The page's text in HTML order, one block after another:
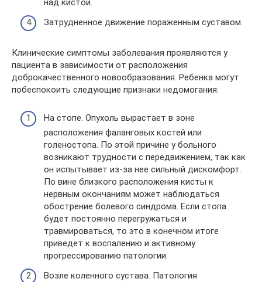
над кистой.
Затрудненное движение пораженным суставом.
Клинические симптомы заболевания проявляются у
пациента в зависимости от расположения
доброкачественного новообразования. Ребенка могут
побеспокоить следующие признаки недомогания:
На стопе. Опухоль вырастает в зоне
расположения фаланговых костей или
голеностопа. По этой причине у больного
возникают трудности с передвижением, так как
он испытывает из-за нее сильный дискомфорт.
По вине близкого расположения кисты к
нервным окончаниям может наблюдаться
обострение болевого синдрома. Если стопа
будет постоянно перегружаться и
травмироваться, то это в конечном итоге
приведет к воспалению и активному
прогрессированию патологии.
Возле коленного сустава. Патология